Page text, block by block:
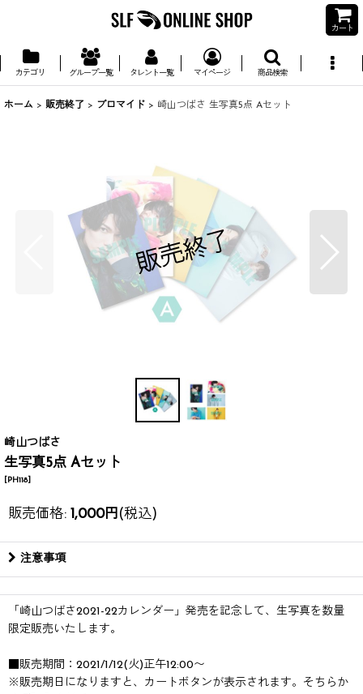
カート
カテゴリ グループ一覧 タレント一覧 マイページ 商品検索
ホーム > 販売終了 > ブロマイド > 崎山つばさ 生写真5点 Aセット
崎山つばさ
生写真5点 Aセット
[PH118]
販売価格: 1,000円 (税込)
注意事項
「崎山つばさ2021-22カレンダー」発売を記念して、生写真を数量
限定販売いたします。
■販売期間：2021/1/12(火)正午12:00〜
※販売期日になりますと、カートボタンが表示されます。そちらか